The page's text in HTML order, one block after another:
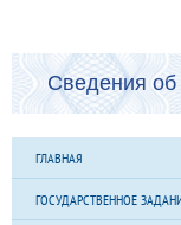
Сведения об
ГЛАВНАЯ
ГОСУДАРСТВЕННОЕ